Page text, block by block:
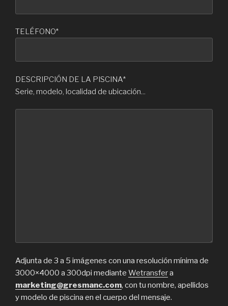
TELÉFONO*
DESCRIPCIÓN DE LA PISCINA*
Serie, modelo, localidad de ubicación...
Adjunta de 3 a 5 imágenes con una resolución mínima de
3000×4000 a 300dpi mediante Wetransfera
marketing@gresmanc.com, con tu nombre, apellidos
y modelo de piscina en el cuerpo del mensaje.